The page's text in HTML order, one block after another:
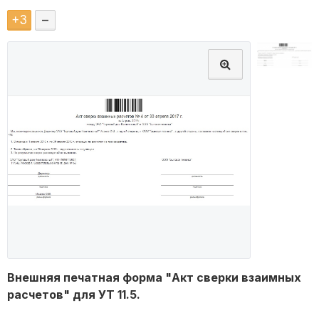
+3 –
Внешняя печатная форма "Акт сверки взаимных
расчетов" для УТ 11.5.